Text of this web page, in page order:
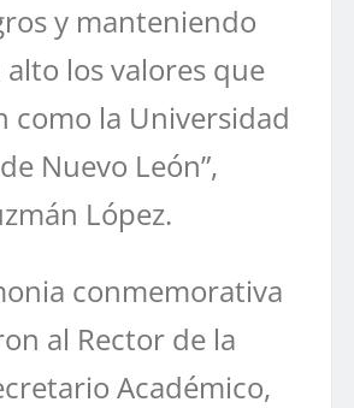
y manteniendo
los valores que
como la Universidad
Nuevo León”,
López.
conmemorativa
al Rector de la
Académico,